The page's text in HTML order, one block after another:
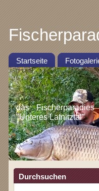
Startseite
das Fischerparadies
"Unteres Lafnitztal"
Durchsuchen